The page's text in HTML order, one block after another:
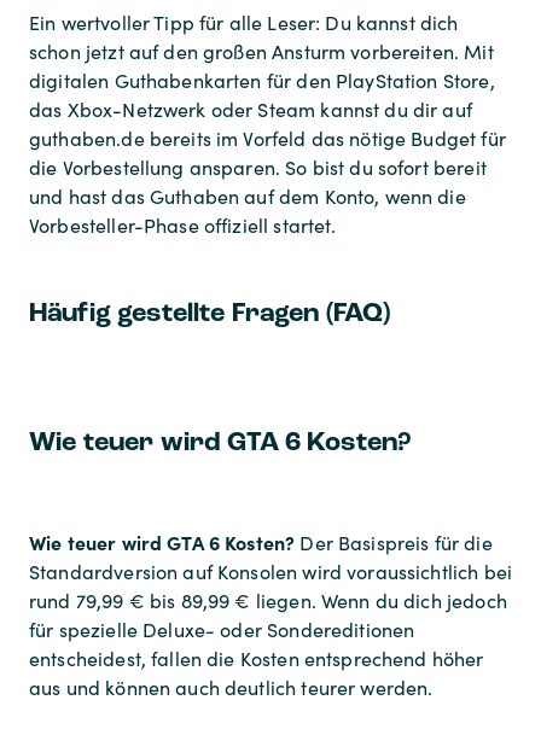
Ein wertvoller Tipp für alle Leser: Du kannst dich
schon jetzt auf den großen Ansturm vorbereiten. Mit
digitalen Guthabenkarten für den PlayStation Store,
das Xbox-Netzwerk oder Steam kannst du dir auf
guthaben.de bereits im Vorfeld das nötige Budget für
die Vorbestellung ansparen. So bist du sofort bereit
und hast das Guthaben auf dem Konto, wenn die
Vorbesteller-Phase offiziell startet.
Häufig gestellte Fragen (FAQ)
Wie teuer wird GTA 6 Kosten?
Wie teuer wird GTA 6 Kosten? Der Basispreis für die
Standardversion auf Konsolen wird voraussichtlich bei
rund 79,99 € bis 89,99 € liegen. Wenn du dich jedoch
für spezielle Deluxe- oder Sondereditionen
entscheidest, fallen die Kosten entsprechend höher
aus und können auch deutlich teurer werden.